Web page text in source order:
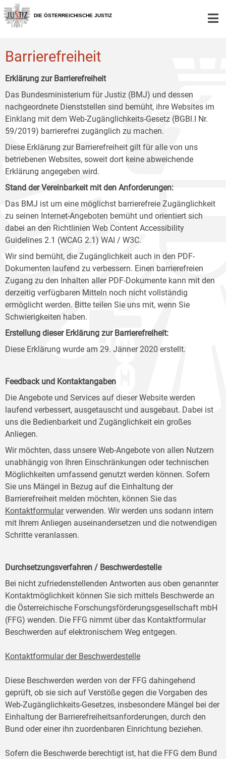
Zur
Hauptnavigation
[1]
Zum
Inhalt
[2]
Zum
Untermenü
[3]
DIE ÖSTERREICHISCHE JUSTIZ
Barrierefreiheit
Erklärung zur Barrierefreiheit
Das Bundesministerium für Justiz (BMJ) und dessen
nachgeordnete Dienststellen sind bemüht, ihre Websites im
Einklang mit dem Web-Zugänglichkeits-Gesetz (BGBl.I Nr.
59/2019) barrierefrei zugänglich zu machen.
Diese Erklärung zur Barrierefreiheit gilt für alle von uns
betriebenen Websites, soweit dort keine abweichende
Erklärung angegeben wird.
Stand der Vereinbarkeit mit den Anforderungen:
Das BMJ ist um eine möglichst barrierefreie Zugänglichkeit
zu seinen Internet-Angeboten bemüht und orientiert sich
dabei an den Richtlinien Web Content Accessibility
Guidelines 2.1 (WCAG 2.1) WAI / W3C.
Wir sind bemüht, die Zugänglichkeit auch in den PDF-
Dokumenten laufend zu verbessern. Einen barrierefreien
Zugang zu den Inhalten aller PDF-Dokumente kann mit den
derzeitig verfügbaren Mitteln noch nicht vollständig
ermöglicht werden. Bitte teilen Sie uns mit, wenn Sie
Schwierigkeiten haben.
Erstellung dieser Erklärung zur Barrierefreiheit:
Diese Erklärung wurde am 29. Jänner 2020 erstellt.
Feedback und Kontaktangaben
Die Angebote und Services auf dieser Website werden
laufend verbessert, ausgetauscht und ausgebaut. Dabei ist
uns die Bedienbarkeit und Zugänglichkeit ein großes
Anliegen.
Wir möchten, dass unsere Web-Angebote von allen Nutzern
unabhängig von Ihren Einschränkungen oder technischen
Möglichkeiten umfassend genutzt werden können. Sofern
Sie uns Mängel in Bezug auf die Einhaltung der
Barrierefreiheit melden möchten, können Sie das
Kontaktformularverwenden. Wir werden uns sodann intern
mit Ihrem Anliegen auseinandersetzen und die notwendigen
Schritte veranlassen.
Durchsetzungsverfahren / Beschwerdestelle
Bei nicht zufriedenstellenden Antworten aus oben genannter
Kontaktmöglichkeit können Sie sich mittels Beschwerde an
die Österreichische Forschungsförderungsgesellschaft mbH
(FFG) wenden. Die FFG nimmt über das Kontaktformular
Beschwerden auf elektronischem Weg entgegen.
Kontaktformular der Beschwerdestelle
Diese Beschwerden werden von der FFG dahingehend
geprüft, ob sie sich auf Verstöße gegen die Vorgaben des
Web-Zugänglichkeits-Gesetzes, insbesondere Mängel bei der
Einhaltung der Barrierefreiheitsanforderungen, durch den
Bund oder einer ihn zuordenbaren Einrichtung beziehen.
Sofern die Beschwerde berechtigt ist, hat die FFG dem Bund